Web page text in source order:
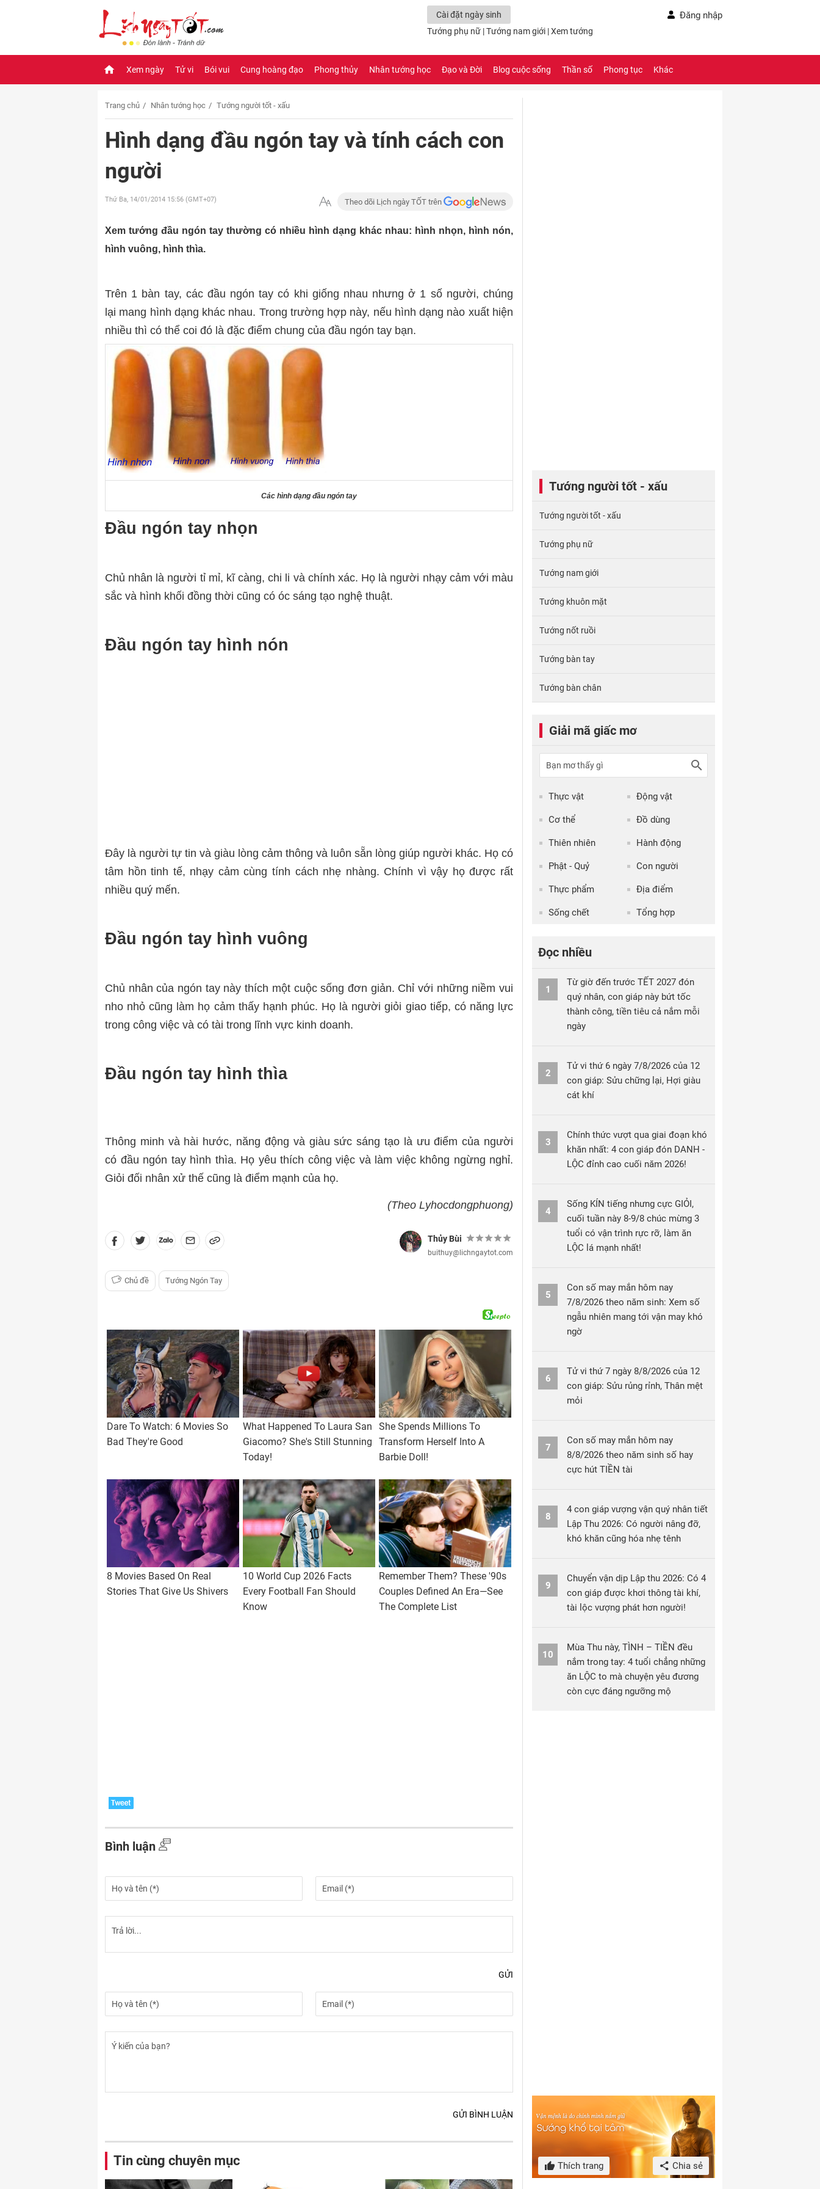
Cài đặt ngày sinh Đăng nhập
Tướng phụ nữ |Tướng nam giới |Xem tướng
Xem ngày Tử vi Bói vui Cung hoàng đạo Phong thủy Nhân tướng học Đạo và Đời Blog cuộc sống Thần số Phong tục Khác
Trang chủ Nhân tướng học Tướng người tốt - xấu
Hình dạng đầu ngón tay và tính cách con
người
Thứ Ba, 14/01/2014 15:56 (GMT+07) Theo dõi Lịch ngày TỐT trên
Xem tướng đầu ngón tay thường có nhiều hình dạng khác nhau: hình nhọn, hình nón,
hình vuông, hình thìa.
Trên 1 bàn tay, các đầu ngón tay có khi giống nhau nhưng ở 1 số người, chúng
lại mang hình dạng khác nhau. Trong trường hợp này, nếu hình dạng nào xuất hiện
nhiều thì có thể coi đó là đặc điểm chung của đầu ngón tay bạn.
Các hình dạng đầu ngón tay
Đầu ngón tay nhọn
Chủ nhân là người tỉ mỉ, kĩ càng, chi li và chính xác. Họ là người nhạy cảm với màu
sắc và hình khối đồng thời cũng có óc sáng tạo nghệ thuật.
Đầu ngón tay hình nón
Đây là người tự tin và giàu lòng cảm thông và luôn sẵn lòng giúp người khác. Họ có
tâm hồn tinh tế, nhạy cảm cùng tính cách nhẹ nhàng. Chính vì vậy họ được rất
nhiều quý mến.
Đầu ngón tay hình vuông
Chủ nhân của ngón tay này thích một cuộc sống đơn giản. Chỉ với những niềm vui
nho nhỏ cũng làm họ cảm thấy hạnh phúc. Họ là người giỏi giao tiếp, có năng lực
trong công việc và có tài trong lĩnh vực kinh doanh.
Đầu ngón tay hình thìa
Thông minh và hài hước, năng động và giàu sức sáng tạo là ưu điểm của người
có đầu ngón tay hình thìa. Họ yêu thích công việc và làm việc không ngừng nghỉ.
Giỏi đối nhân xử thế cũng là điểm mạnh của họ.
(Theo Lyhocdongphuong)
Thủy Bùi
buithuy@lichngaytot.com
Chủ đề Tướng Ngón Tay
Bình luận
GỬI
GỬI BÌNH LUẬN
Tin cùng chuyên mục
Tướng người tốt - xấu
Tướng người tốt - xấu
Tướng phụ nữ
Tướng nam giới
Tướng khuôn mặt
Tướng nốt ruồi
Tướng bàn tay
Tướng bàn chân
Giải mã giấc mơ
Thực vật Động vật
Cơ thể Đồ dùng
Thiên nhiên Hành động
Phật - Quỷ Con người
Thực phẩm Địa điểm
Sống chết Tổng hợp
Đọc nhiều
1
Từ giờ đến trước TẾT 2027 đón
quý nhân, con giáp này bứt tốc
thành công, tiền tiêu cả nắm mỗi
ngày
2
Tử vi thứ 6 ngày 7/8/2026 của 12
con giáp: Sửu chững lại, Hợi giàu
cát khí
3
Chính thức vượt qua giai đoạn khó
khăn nhất: 4 con giáp đón DANH -
LỘC đỉnh cao cuối năm 2026!
4
Sống KÍN tiếng nhưng cực GIỎI,
cuối tuần này 8-9/8 chúc mừng 3
tuổi có vận trình rực rỡ, làm ăn
LỘC lá mạnh nhất!
5
Con số may mắn hôm nay
7/8/2026 theo năm sinh: Xem số
ngẫu nhiên mang tới vận may khó
ngờ
6
Tử vi thứ 7 ngày 8/8/2026 của 12
con giáp: Sửu rủng rỉnh, Thân mệt
mỏi
7
Con số may mắn hôm nay
8/8/2026 theo năm sinh số hay
cực hút TIỀN tài
8
4 con giáp vượng vận quý nhân tiết
Lập Thu 2026: Có người nâng đỡ,
khó khăn cũng hóa nhẹ tênh
9
Chuyển vận dịp Lập thu 2026: Có 4
con giáp được khơi thông tài khí,
tài lộc vượng phát hơn người!
10
Mùa Thu này, TÌNH – TIỀN đều
nắm trong tay: 4 tuổi chẳng những
ăn LỘC to mà chuyện yêu đương
còn cực đáng ngưỡng mộ
Thích trang Chia sẻ